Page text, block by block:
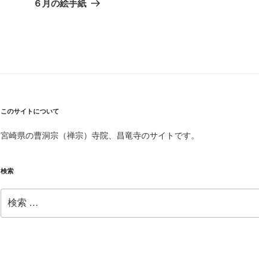
６月の絵手紙
このサイトについて
宮崎県の曹洞宗（禅宗）寺院、昌竜寺のサイトです。
検索
索: